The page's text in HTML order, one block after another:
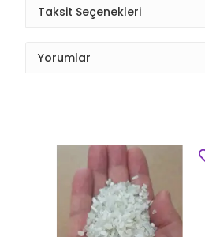
Taksit Seçenekleri
Yorumlar